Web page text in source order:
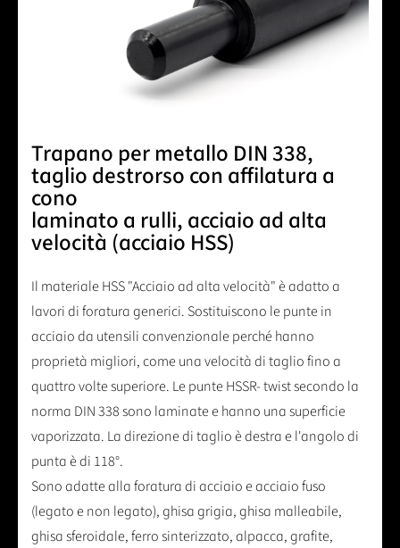
Trapano per metallo DIN 338,
taglio destrorso con affilatura a
cono
laminato a rulli, acciaio ad alta
velocità (acciaio HSS)
Il materiale HSS "Acciaio ad alta velocità" è adatto a
lavori di foratura generici. Sostituiscono le punte in
acciaio da utensili convenzionale perché hanno
proprietà migliori, come una velocità di taglio fino a
quattro volte superiore. Le punte HSSR- twist secondo la
norma DIN 338 sono laminate e hanno una superficie
vaporizzata. La direzione di taglio è destra e l'angolo di
punta è di 118°.
Sono adatte alla foratura di acciaio e acciaio fuso
(legato e non legato), ghisa grigia, ghisa malleabile,
ghisa sferoidale, ferro sinterizzato, alpacca, grafite,